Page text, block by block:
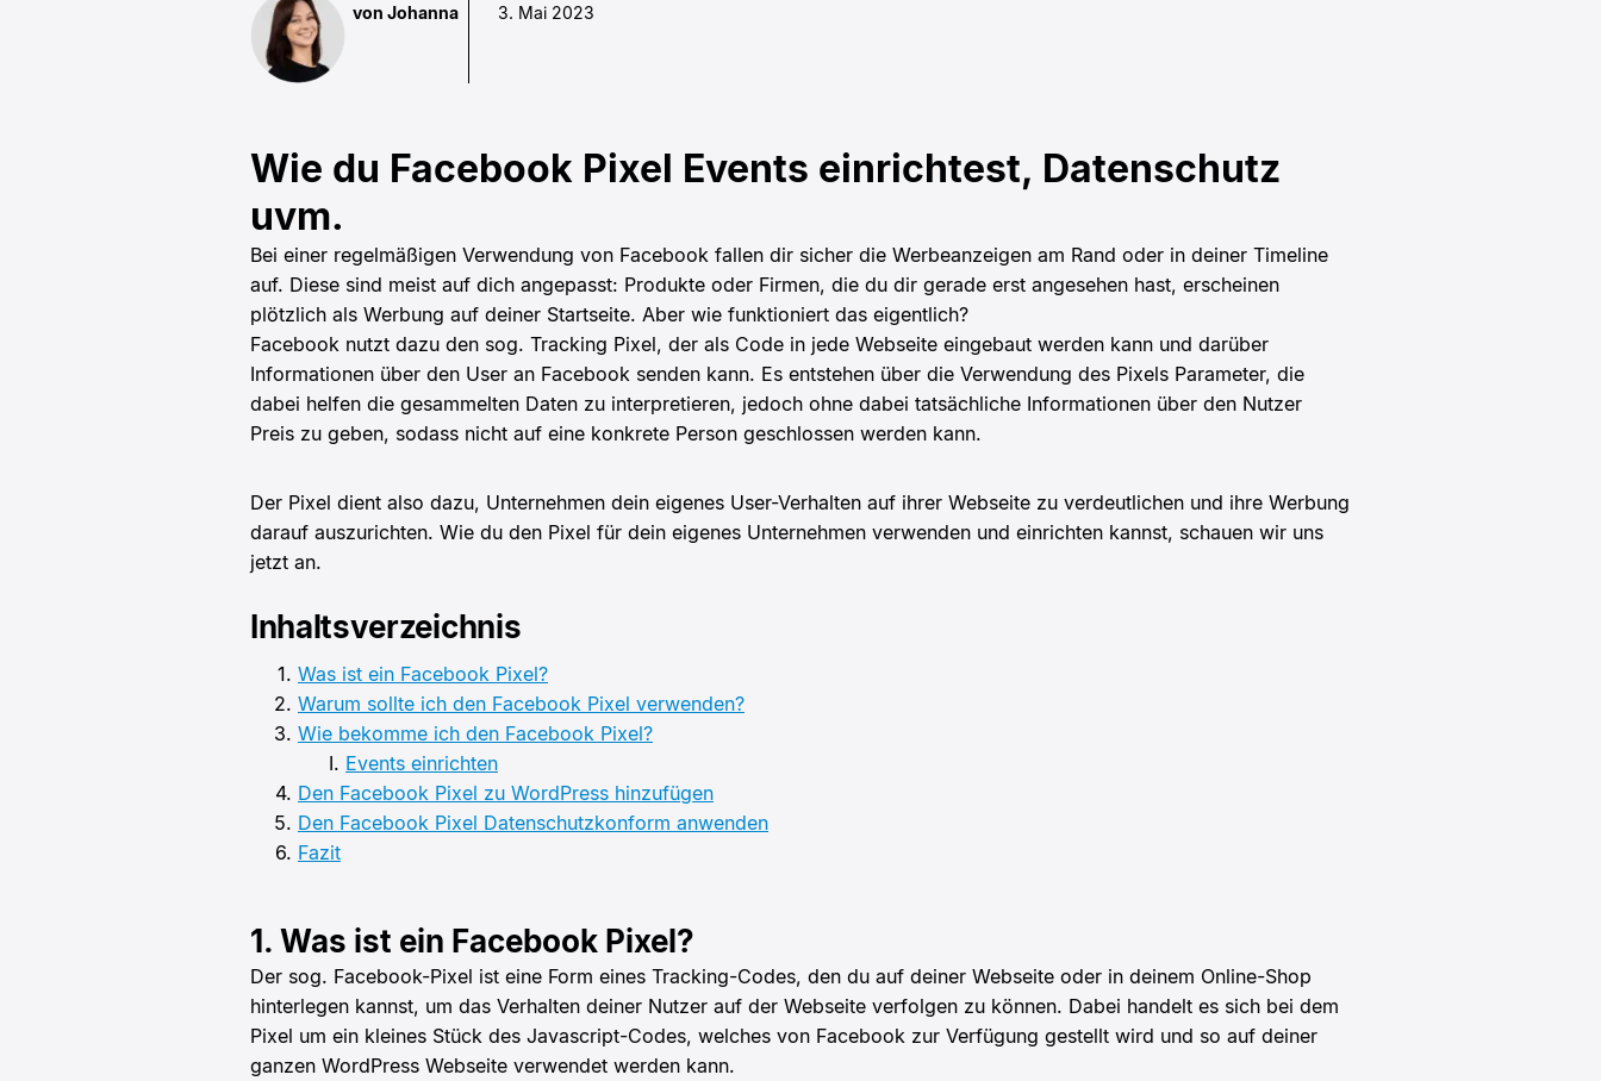
von Johanna 3. Mai 2023
Wie du Facebook Pixel Events einrichtest, Datenschutz
uvm.
Bei einer regelmäßigen Verwendung von Facebook fallen dir sicher die Werbeanzeigen am Rand oder in deiner Timeline
auf. Diese sind meist auf dich angepasst: Produkte oder Firmen, die du dir gerade erst angesehen hast, erscheinen
plötzlich als Werbung auf deiner Startseite. Aber wie funktioniert das eigentlich?
Facebook nutzt dazu den sog. Tracking Pixel, der als Code in jede Webseite eingebaut werden kann und darüber
Informationen über den User an Facebook senden kann. Es entstehen über die Verwendung des Pixels Parameter, die
dabei helfen die gesammelten Daten zu interpretieren, jedoch ohne dabei tatsächliche Informationen über den Nutzer
Preis zu geben, sodass nicht auf eine konkrete Person geschlossen werden kann.
Der Pixel dient also dazu, Unternehmen dein eigenes User-Verhalten auf ihrer Webseite zu verdeutlichen und ihre Werbung
darauf auszurichten. Wie du den Pixel für dein eigenes Unternehmen verwenden und einrichten kannst, schauen wir uns
jetzt an.
Inhaltsverzeichnis
Was ist ein Facebook Pixel?
Warum sollte ich den Facebook Pixel verwenden?
Wie bekomme ich den Facebook Pixel?
Events einrichten
Den Facebook Pixel zu WordPress hinzufügen
Den Facebook Pixel Datenschutzkonform anwenden
Fazit
1. Was ist ein Facebook Pixel?
Der sog. Facebook-Pixel ist eine Form eines Tracking-Codes, den du auf deiner Webseite oder in deinem Online-Shop
hinterlegen kannst, um das Verhalten deiner Nutzer auf der Webseite verfolgen zu können. Dabei handelt es sich bei dem
Pixel um ein kleines Stück des Javascript-Codes, welches von Facebook zur Verfügung gestellt wird und so auf deiner
ganzen WordPress Webseite verwendet werden kann.